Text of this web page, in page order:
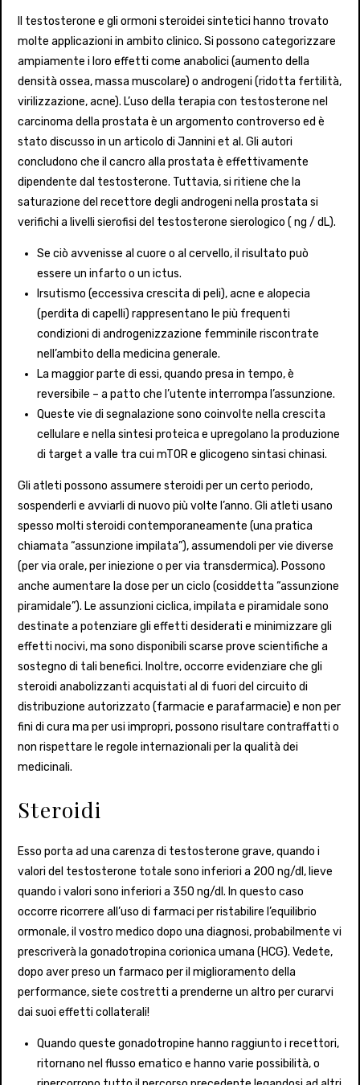
Il testosterone e gli ormoni steroidei sintetici hanno trovato
molte applicazioni in ambito clinico. Si possono categorizzare
ampiamente i loro effetti come anabolici (aumento della
densità ossea, massa muscolare) o androgeni (ridotta fertilità,
virilizzazione, acne). L’uso della terapia con testosterone nel
carcinoma della prostata è un argomento controverso ed è
stato discusso in un articolo di Jannini et al. Gli autori
concludono che il cancro alla prostata è effettivamente
dipendente dal testosterone. Tuttavia, si ritiene che la
saturazione del recettore degli androgeni nella prostata si
verifichi a livelli sierofisi del testosterone sierologico ( ng / dL).
Se ciò avvenisse al cuore o al cervello, il risultato può
essere un infarto o un ictus.
Irsutismo (eccessiva crescita di peli), acne e alopecia
(perdita di capelli) rappresentano le più frequenti
condizioni di androgenizzazione femminile riscontrate
nell’ambito della medicina generale.
La maggior parte di essi, quando presa in tempo, è
reversibile – a patto che l’utente interrompa l’assunzione.
Queste vie di segnalazione sono coinvolte nella crescita
cellulare e nella sintesi proteica e upregolano la produzione
di target a valle tra cui mTOR e glicogeno sintasi chinasi.
Gli atleti possono assumere steroidi per un certo periodo,
sospenderli e avviarli di nuovo più volte l’anno. Gli atleti usano
spesso molti steroidi contemporaneamente (una pratica
chiamata “assunzione impilata”), assumendoli per vie diverse
(per via orale, per iniezione o per via transdermica). Possono
anche aumentare la dose per un ciclo (cosiddetta “assunzione
piramidale”). Le assunzioni ciclica, impilata e piramidale sono
destinate a potenziare gli effetti desiderati e minimizzare gli
effetti nocivi, ma sono disponibili scarse prove scientifiche a
sostegno di tali benefici. Inoltre, occorre evidenziare che gli
steroidi anabolizzanti acquistati al di fuori del circuito di
distribuzione autorizzato (farmacie e parafarmacie) e non per
fini di cura ma per usi impropri, possono risultare contraffatti o
non rispettare le regole internazionali per la qualità dei
medicinali.
Steroidi
Esso porta ad una carenza di testosterone grave, quando i
valori del testosterone totale sono inferiori a 200 ng/dl, lieve
quando i valori sono inferiori a 350 ng/dl. In questo caso
occorre ricorrere all’uso di farmaci per ristabilire l’equilibrio
ormonale, il vostro medico dopo una diagnosi, probabilmente vi
prescriverà la gonadotropina corionica umana (HCG). Vedete,
dopo aver preso un farmaco per il miglioramento della
performance, siete costretti a prenderne un altro per curarvi
dai suoi effetti collaterali!
Quando queste gonadotropine hanno raggiunto i recettori,
ritornano nel flusso ematico e hanno varie possibilità, o